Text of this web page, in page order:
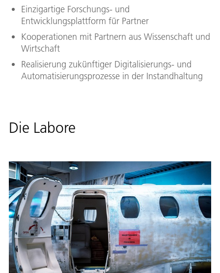
Einzigartige Forschungs- und
Entwicklungsplattform für Partner
Kooperationen mit Partnern aus Wissenschaft und
Wirtschaft
Realisierung zukünftiger Digitalisierungs- und
Automatisierungsprozesse in der Instandhaltung
Die Labore